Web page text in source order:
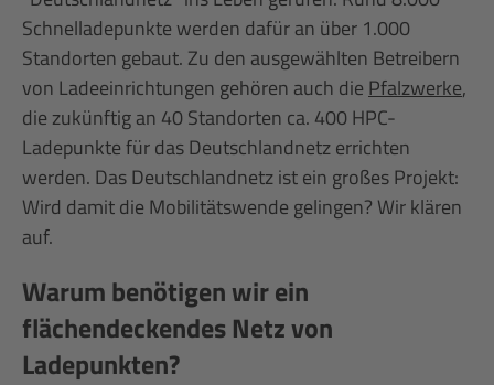
Schnelladepunkte werden dafür an über 1.000
Standorten gebaut. Zu den ausgewählten Betreibern
von Ladeeinrichtungen gehören auch die Pfalzwerke,
die zukünftig an 40 Standorten ca. 400 HPC-
Ladepunkte für das Deutschlandnetz errichten
werden. Das Deutschlandnetz ist ein großes Projekt:
Wird damit die Mobilitätswende gelingen? Wir klären
auf.
Warum benötigen wir ein
flächendeckendes Netz von
Ladepunkten?